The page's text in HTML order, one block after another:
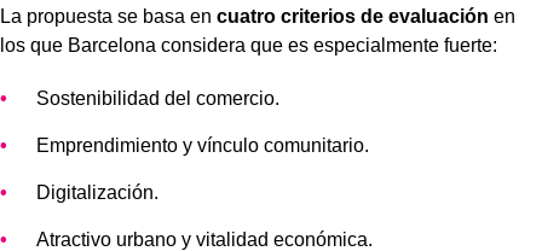
La propuesta se basa en cuatro criterios de evaluación en
los que Barcelona considera que es especialmente fuerte:
Sostenibilidad del comercio.
Emprendimiento y vínculo comunitario.
Digitalización.
Atractivo urbano y vitalidad económica.